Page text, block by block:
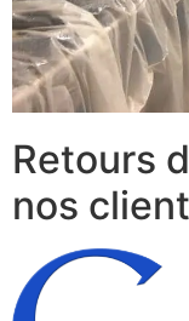
Retours
nos